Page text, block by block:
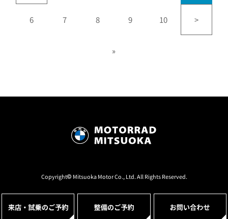
6 7 8 9 10 >
»
Copyright© Mitsuoka Motor Co., Ltd. All Rights Reserved.